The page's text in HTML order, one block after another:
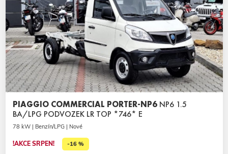
PIAGGIO COMMERCIAL PORTER-NP6 NP6 1.5
BA/LPG PODVOZEK LR TOP *746* E
78 kW | Benzín/LPG | Nové
!AKCE SRPEN! -16 %